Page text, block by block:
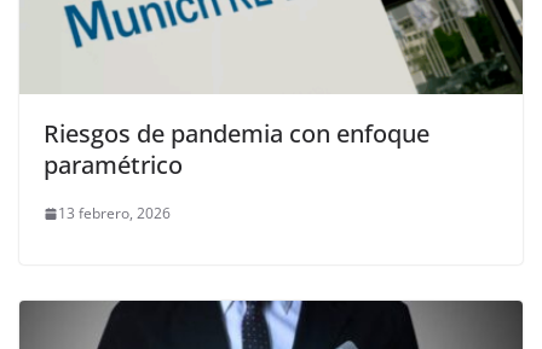
Riesgos de pandemia con enfoque
paramétrico
13 febrero, 2026